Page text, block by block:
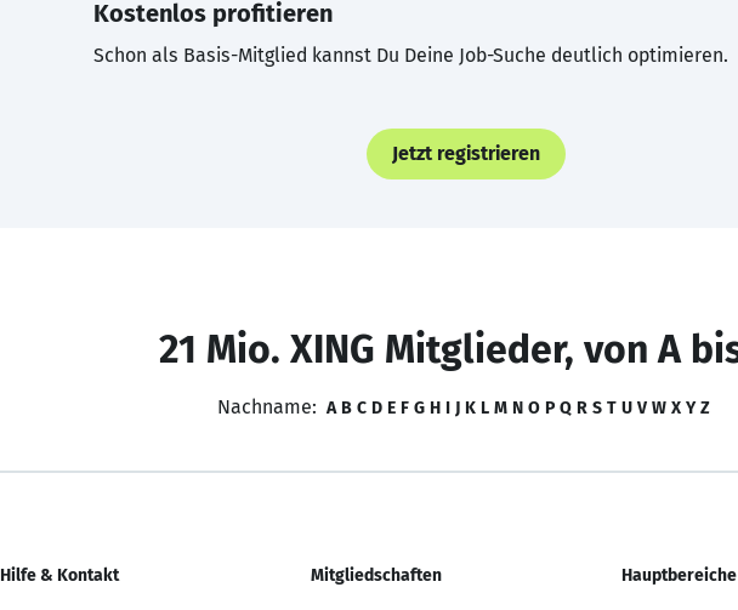
Kostenlos profitieren
Schon als Basis-Mitglied kannst Du Deine Job-Suche deutlich optimieren.
Jetzt registrieren
21 Mio. XING Mitglieder, von A
Nachname: A B C D E F G H I J K L M N O P Q R S T U V W X Y Z
Hilfe & Kontakt Mitgliedschaften Hauptbereiche